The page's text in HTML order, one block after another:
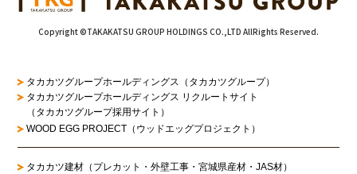
Copyright ©TAKAKATSU GROUP HOLDINGS CO.,LTD AllRights Reserved.
タカカツグループホールディングス（タカカツグループ）
タカカツグループホールディングス リクルートサイト
（タカカツグループ採用サイト）
WOOD EGG PROJECT（ウッドエッグプロジェクト）
タカカツ建材（プレカット・外壁工事・宮城県産材・JAS材）